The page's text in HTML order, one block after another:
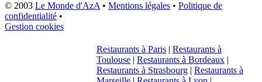
© 2003 Le Monde d'AzA• Mentions légales • Politique de
confidentialité •
Gestion cookies
Restaurants à Paris | Restaurants à
Toulouse | Restaurants à Bordeaux |
Restaurants à Strasbourg | Restaurants à